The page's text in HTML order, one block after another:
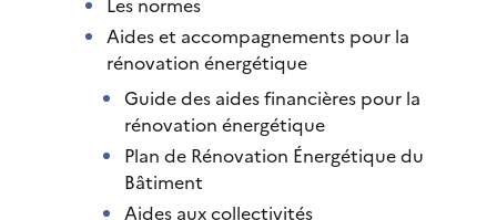
Les normes
Aides et accompagnements pour la
rénovation énergétique
Guide des aides financières pour la
rénovation énergétique
Plan de Rénovation Énergétique du
Bâtiment
Aides aux collectivités